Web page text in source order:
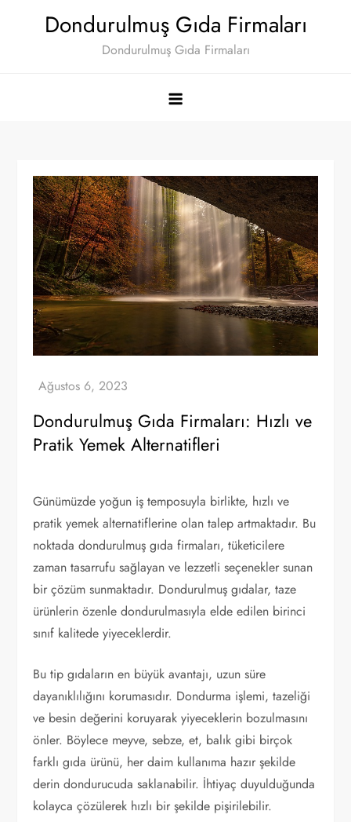
Dondurulmuş Gıda Firmaları
Dondurulmuş Gıda Firmaları
Dondurulmuş Gıda Firmaları: Hızlı ve
Pratik Yemek Alternatifleri
Günümüzde yoğun iş temposuyla birlikte, hızlı ve
pratik yemek alternatiflerine olan talep artmaktadır. Bu
noktada dondurulmuş gıda firmaları, tüketicilere
zaman tasarrufu sağlayan ve lezzetli seçenekler sunan
bir çözüm sunmaktadır. Dondurulmuş gıdalar, taze
ürünlerin özenle dondurulmasıyla elde edilen birinci
sınıf kalitede yiyeceklerdir.
Bu tip gıdaların en büyük avantajı, uzun süre
dayanıklılığını korumasıdır. Dondurma işlemi, tazeliği
ve besin değerini koruyarak yiyeceklerin bozulmasını
önler. Böylece meyve, sebze, et, balık gibi birçok
farklı gıda ürünü, her daim kullanıma hazır şekilde
derin dondurucuda saklanabilir. İhtiyaç duyulduğunda
kolayca çözülerek hızlı bir şekilde pişirilebilir.